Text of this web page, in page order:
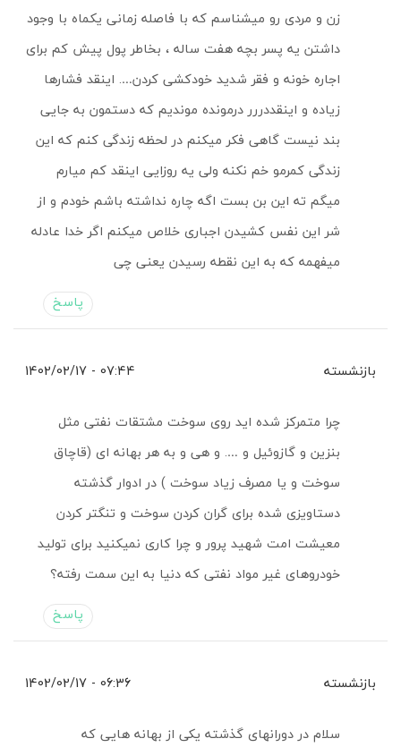
زن و مردی رو میشناسم که با فاصله زمانی یکماه با وجود
داشتن یه پسر بچه هفت ساله ، بخاطر پول پیش کم برای
اجاره خونه و فقر شدید خودکشی کردن…. اینقد فشارها
زیاده و اینقددررر درمونده موندیم که دستمون به جایی
بند نیست گاهی فکر میکنم در لحظه زندگی کنم که این
زندگی کمرمو خم نکنه ولی یه روزایی اینقد کم میارم
میگم ته این بن بست اگه چاره نداشته باشم خودم و از
شر این نفس کشیدن اجباری خلاص میکنم اگر خدا عادله
میفهمه که به این نقطه رسیدن یعنی چی
پاسخ
بازنشسته 07:44 - 1402/02/17
چرا متمرکز شده اید روی سوخت مشتقات نفتی مثل
بنزین و گازوئیل و …. و هی و به هر بهانه ای (قاچاق
سوخت و یا مصرف زیاد سوخت ) در ادوار گذشته
دستاویزی شده برای گران کردن سوخت و تنگتر کردن
معیشت امت شهید پرور و چرا کاری نمیکنید برای تولید
خودروهای غیر مواد نفتی که دنیا به این سمت رفته؟
پاسخ
بازنشسته 06:36 - 1402/02/17
سلام در دورانهای گذشته یکی از بهانه هایی که